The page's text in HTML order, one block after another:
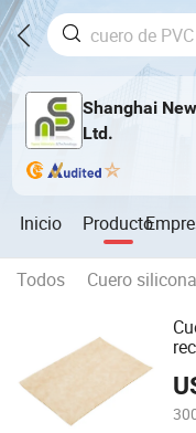
Shanghai
Ltd.
Inicio Producto
Todos Cuero silicona